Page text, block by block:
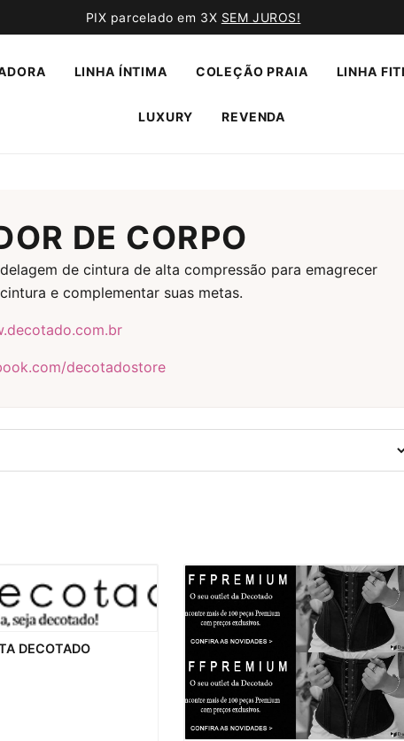
PIX parcelado em 3X SEM JUROS!
LINHA ÍNTIMA COLEÇÃO PRAIA LINHA
LUXURY REVENDA
DE CORPO
de cintura de alta compressão para emagrecer
e complementar suas metas.
decotadostore
rápida
DECOTADO